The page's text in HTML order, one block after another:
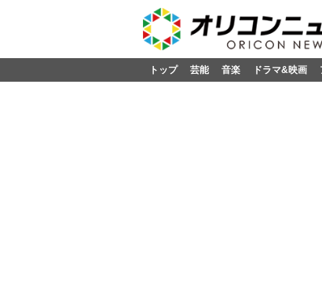
トップ 芸能 音楽 ドラマ&映画